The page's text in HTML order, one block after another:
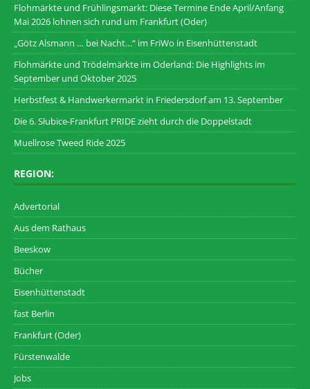
Flohmärkte und Frühlingsmarkt: Diese Termine Ende April/Anfang
Mai 2026 lohnen sich rund um Frankfurt (Oder)
„Götz Alsmann … bei Nacht…“ im FriWo in Eisenhüttenstadt
Flohmärkte und Trödelmärkte im Oderland: Die Highlights im
September und Oktober 2025
Herbstfest & Handwerkermarkt in Friedersdorf am 13. September
Die 6. Słubice-Frankfurt PRIDE zieht durch die Doppelstadt
Muellrose Tweed Ride 2025
REGION:
Advertorial
Aus dem Rathaus
Beeskow
Bücher
Eisenhüttenstadt
fast Berlin
Frankfurt (Oder)
Fürstenwalde
Jobs